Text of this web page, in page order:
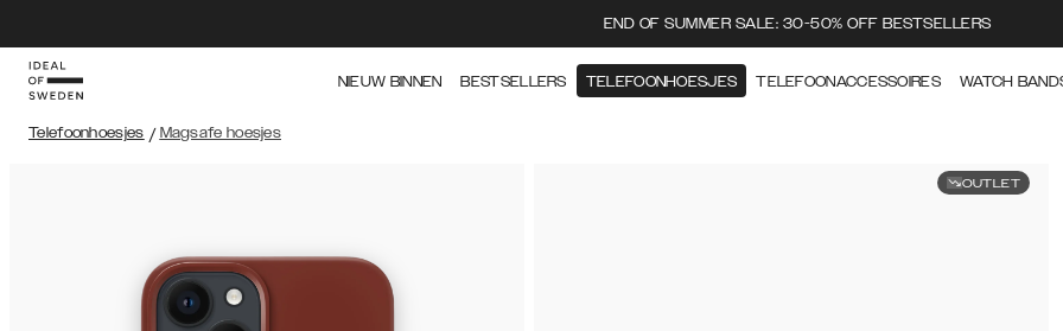
END OF SUMMER SALE: 30-50% OFF BESTSELLERS
NIEUW BINNEN BESTSELLERS TELEFOONHOESJES TELEFOONACCESSOIRES WATCH
Telefoonhoesjes / Magsafe hoesjes
OUTLET